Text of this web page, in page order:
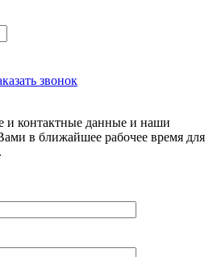
звонок
и контактные данные и наши
в ближайшее рабочее время для